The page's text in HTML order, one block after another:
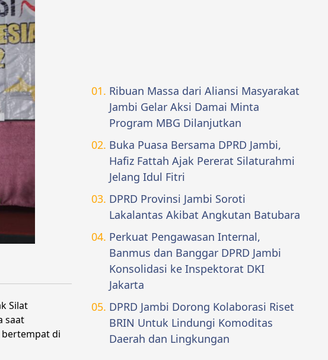
Silat
saat
bertempat di
Ribuan Massa dari Aliansi Masyarakat
Jambi Gelar Aksi Damai Minta
Program MBG Dilanjutkan
Buka Puasa Bersama DPRD Jambi,
Hafiz Fattah Ajak Pererat Silaturahmi
Jelang Idul Fitri
DPRD Provinsi Jambi Soroti
Lakalantas Akibat Angkutan Batubara
Perkuat Pengawasan Internal,
Banmus dan Banggar DPRD Jambi
Konsolidasi ke Inspektorat DKI
Jakarta
DPRD Jambi Dorong Kolaborasi Riset
BRIN Untuk Lindungi Komoditas
Daerah dan Lingkungan